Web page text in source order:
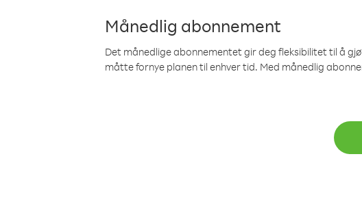
Månedlig abonnement
Det månedlige abonnementet gir deg fleksibilitet til å
måtte fornye planen til enhver tid. Med månedlig